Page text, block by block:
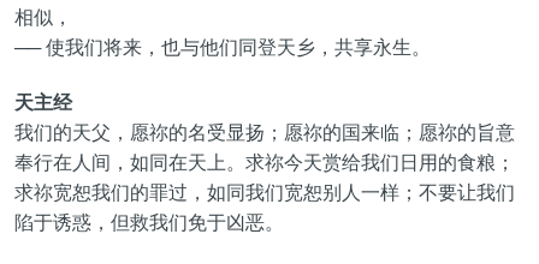
相似，
── 使我们将来，也与他们同登天乡，共享永生。
天主经
我们的天父，愿祢的名受显扬；愿祢的国来临；愿祢的旨意
奉行在人间，如同在天上。求祢今天赏给我们日用的食粮；
求祢宽恕我们的罪过，如同我们宽恕别人一样；不要让我们
陷于诱惑，但救我们免于凶恶。